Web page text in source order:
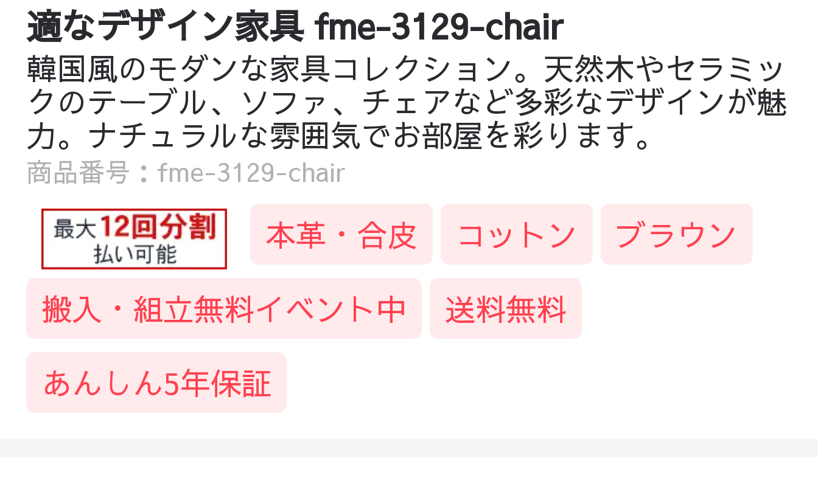
適なデザイン家具 fme-3129-chair
韓国風のモダンな家具コレクション。天然木やセラミッ
クのテーブル、ソファ、チェアなど多彩なデザインが魅
力。ナチュラルな雰囲気でお部屋を彩ります。
商品番号：fme-3129-chair
本革・合皮 コットン
ブラウン
搬入・組立無料イベント中
送料無料
あんしん5年保証